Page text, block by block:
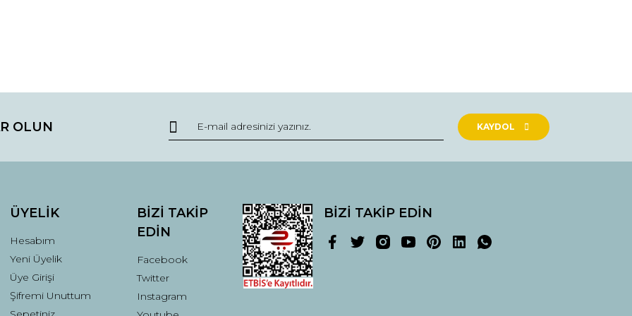
Yorum Yaz
Gönder
OLUN KAYDOL
ÜYELİK
Hesabım
Yeni Üyelik
Üye Girişi
Şifremi Unuttum
BİZİ TAKİP
EDİN
Facebook
Twitter
Instagram
BİZİ TAKİP EDİN